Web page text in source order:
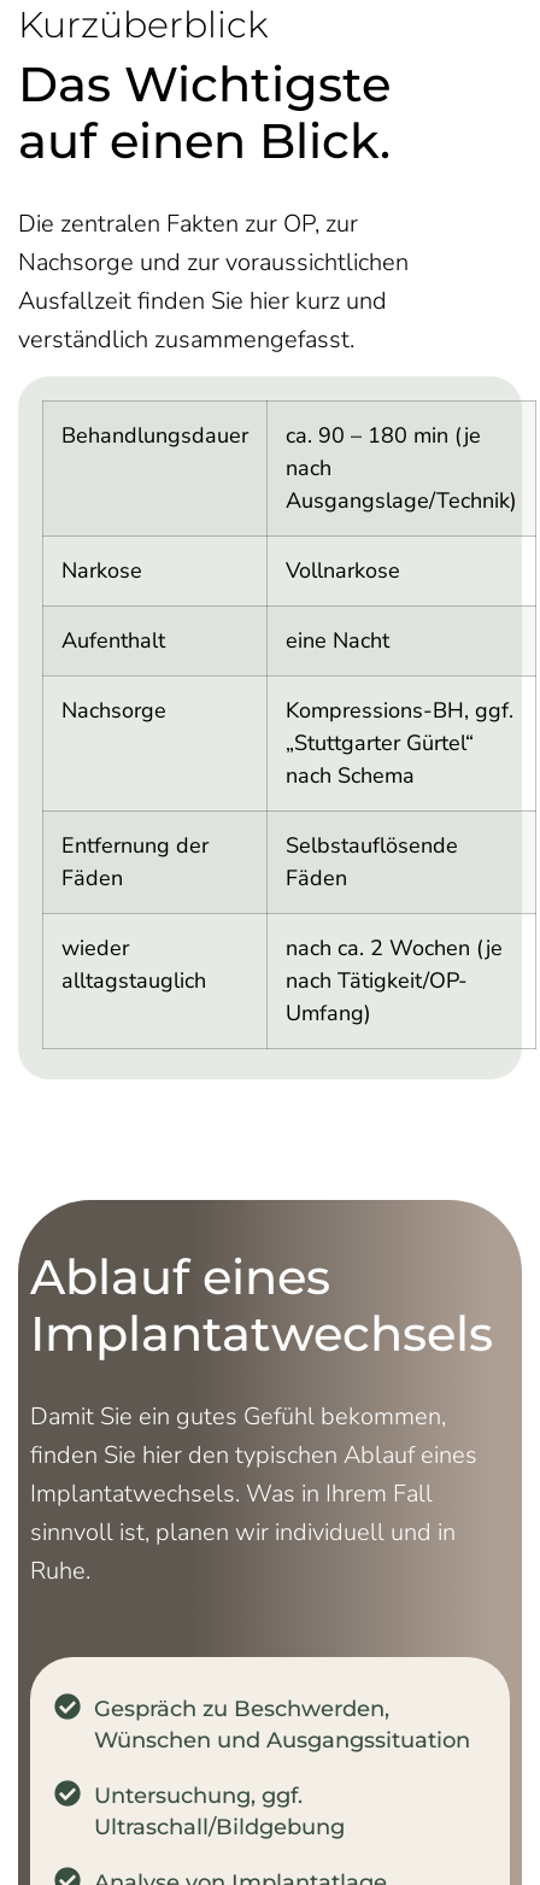
Behandlungsdauer
ca. 90 – 180 min (je
nach
Ausgangslage/Technik)
Narkose Vollnarkose
Aufenthalt eine Nacht
Nachsorge
Kompressions-BH, ggf.
„Stuttgarter Gürtel“
nach Schema
Entfernung der
Fäden
Selbstauflösende
Fäden
wieder
alltagstauglich
nach ca. 2 Wochen (je
nach Tätigkeit/OP-
Umfang)
Kurzüberblick
Das Wichtigste
auf einen Blick.
Die zentralen Fakten zur OP, zur
Nachsorge und zur voraussichtlichen
Ausfallzeit finden Sie hier kurz und
verständlich zusammengefasst.
Ablauf eines
Implantatwechsels
Damit Sie ein gutes Gefühl bekommen,
finden Sie hier den typischen Ablauf eines
Implantatwechsels. Was in Ihrem Fall
sinnvoll ist, planen wir individuell und in
Ruhe.
Gespräch zu Beschwerden,
Wünschen und Ausgangssituation
Untersuchung, ggf.
Ultraschall/Bildgebung